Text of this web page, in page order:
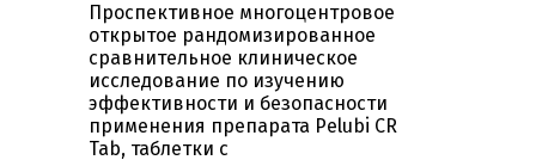
Проспективное многоцентровое
открытое рандомизированное
сравнительное клиническое
исследование по изучению
эффективности и безопасности
применения препарата Pelubi CR
Tab, таблетки c